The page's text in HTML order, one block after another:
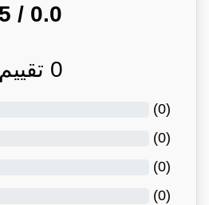
0.0
/ 5
0 تقييم
(
0
)
(
0
)
(
0
)
(
0
)